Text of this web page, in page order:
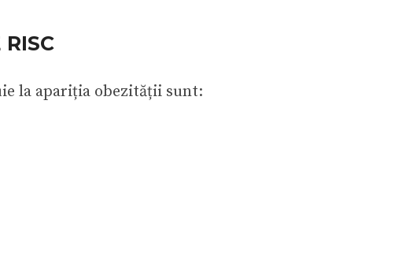
la apariția obezității sunt: